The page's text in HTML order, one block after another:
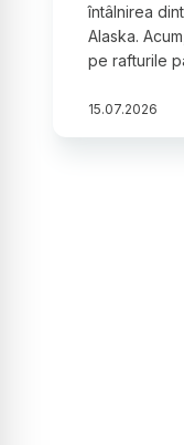
întâlnirea
Alaska.
pe rafturile
15.07.2026